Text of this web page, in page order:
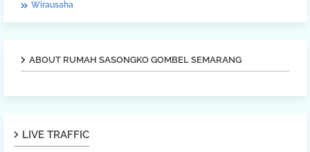
Wirausaha
ABOUT RUMAH SASONGKO GOMBEL SEMARANG
LIVE TRAFFIC